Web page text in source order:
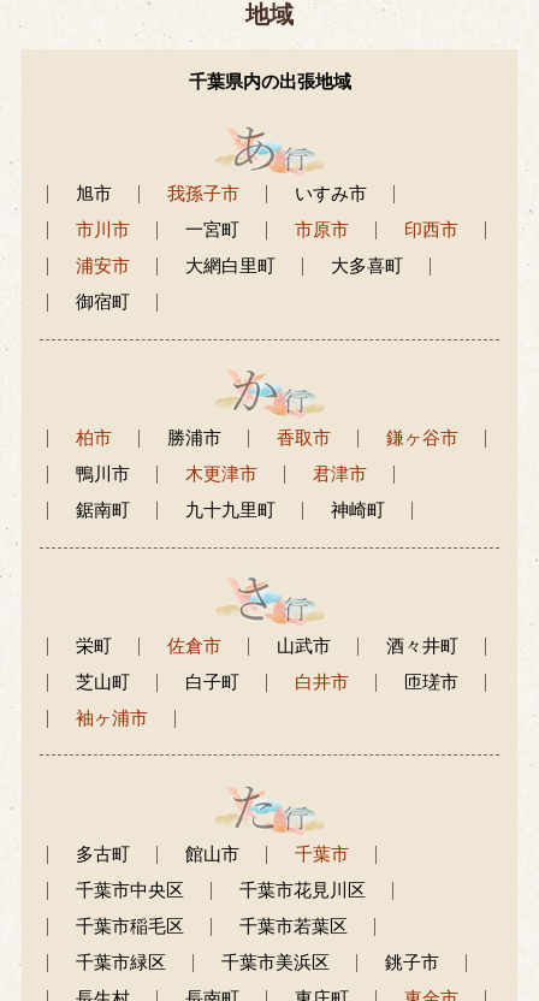
地域
千葉県内の出張地域
旭市 我孫子市
いすみ市
市川市
一宮町 市原市
印西市
浦安市
大網白里町
大多喜町
御宿町
柏市 勝浦市 香取市
鎌ヶ谷市
鴨川市
木更津市
君津市
鋸南町
九十九里町 神崎町
栄町 佐倉市 山武市
酒々井町
芝山町
白子町 白井市
匝瑳市
袖ヶ浦市
多古町 館山市
千葉市
千葉市中央区
千葉市花見川区
千葉市稲毛区
千葉市若葉区
千葉市緑区
千葉市美浜区
銚子市